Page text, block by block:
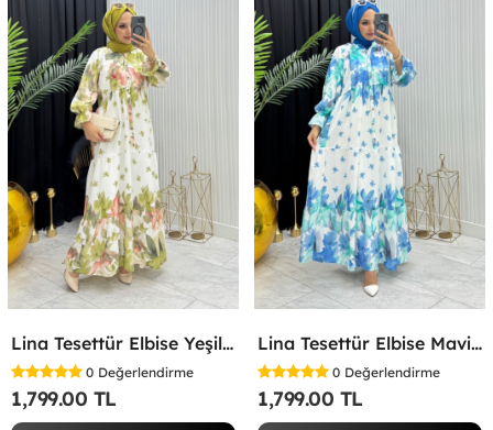
Lina Tesettür Elbise Yeşil Yeşil
0 Değerlendirme
1,799.00 TL
Lina Tesettür Elbise Mavi Mavi
0 Değerlendirme
1,799.00 TL